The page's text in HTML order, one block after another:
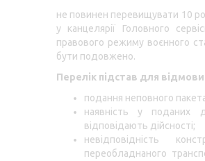
не повинен перевищувати 10
у канцелярії Головного
правового режиму воєнного
бути подовжено.
Перелік підстав для відмови
подання неповного
наявність у поданих
відповідають дійсності;
невідповідність
переобладнаного